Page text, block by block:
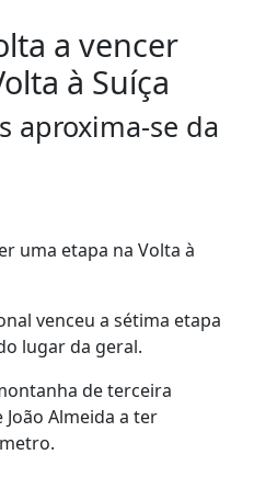
a vencer
à Suíça
aproxima-se da
uma etapa na Volta à
venceu a sétima etapa
lugar da geral.
de terceira
Almeida a ter